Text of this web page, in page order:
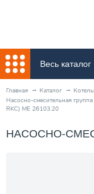
Весь каталог
Главная Каталог
Насосно-смесительная
RKC) ME 26103.20
НАСОСНО-